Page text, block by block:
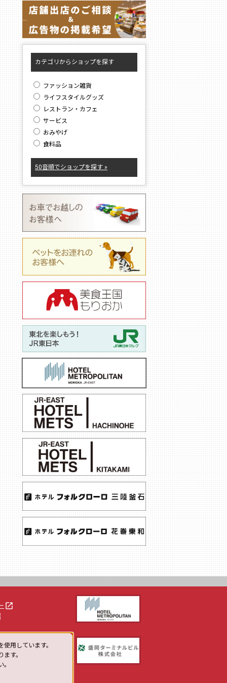
カテゴリからショップを探す
ファッション雑貨
ライフスタイルグッズ
レストラン・カフェ
サービス
おみやげ
食料品
50音順でショップを探す »
launch
用しています。
す。